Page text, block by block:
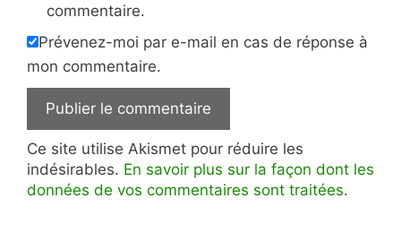
commentaire.
Prévenez-moi par e-mail en cas de réponse à
mon commentaire.
Ce site utilise Akismet pour réduire les
indésirables. En savoir plus sur la façon dont les
données de vos commentaires sont traitées.